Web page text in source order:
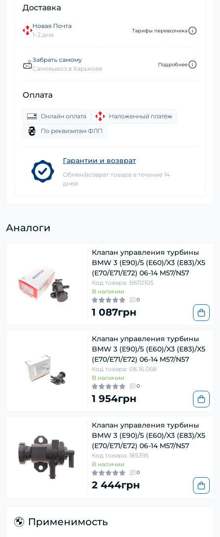
Доставка
Новая Почта
1–2 дня
Тарифы перевозчика
Забрать самому
Самовывоз в Харькове
Подробнее
Оплата
Онлайн оплата
Наложенный платёж
По реквизитам ФЛП
Гарантии и возврат
Обмен/возврат товара в течение 14
дней
Аналоги
Клапан управления турбины
BMW 3 (E90)/5 (E60)/X3 (E83)/X5
(E70/E71/E72) 06-14 M57/N57
Код товара: B6112105
В наличии
0
1 087грн
Клапан управления турбины
BMW 3 (E90)/5 (E60)/X3 (E83)/X5
(E70/E71/E72) 06-14 M57/N57
Код товара: 08.16.068
В наличии
0
1 954грн
Клапан управления турбины
BMW 3 (E90)/5 (E60)/X3 (E83)/X5
(E70/E71/E72) 06-14 M57/N57
Код товара: 185395
В наличии
0
2 444грн
Применимость